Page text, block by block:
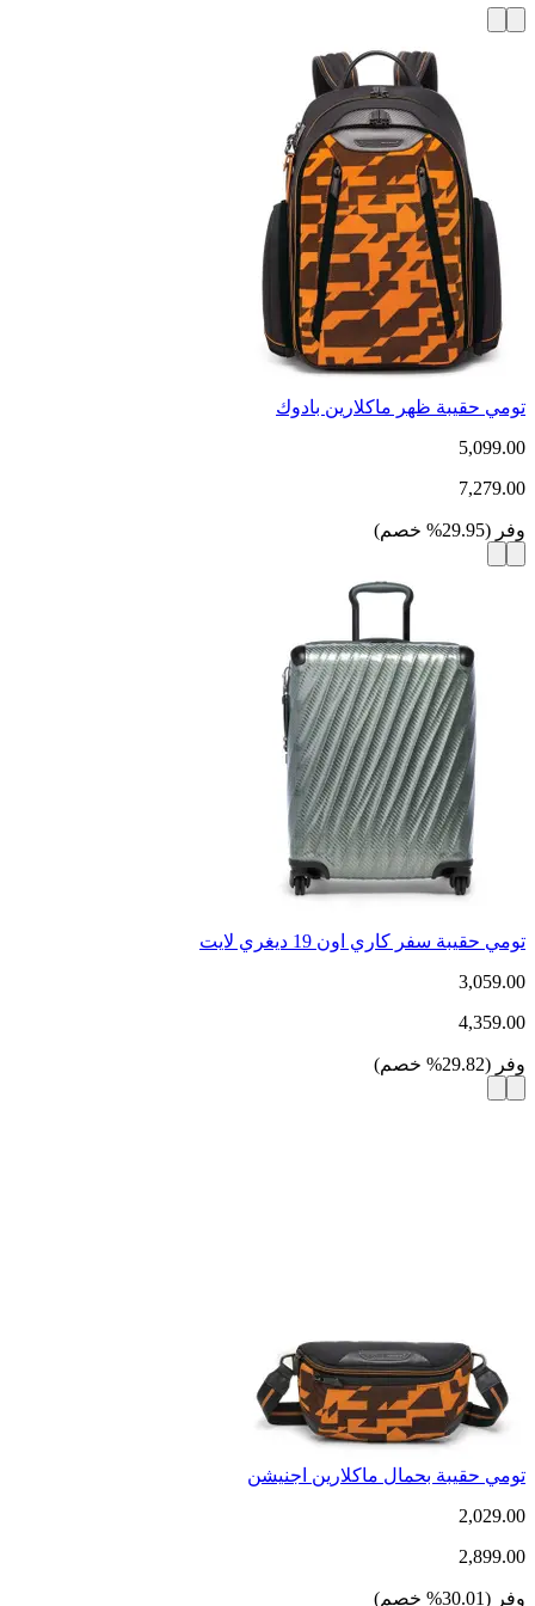
تومي حقيبة ظهر ماكلارين بادوك
5,099.00
7,279.00
وفر (
29.95
% خصم)
تومي حقيبة سفر كاري اون 19 ديغري لايت
3,059.00
4,359.00
وفر (
29.82
% خصم)
تومي حقيبة بحمال ماكلارين اجنيشن
2,029.00
2,899.00
وفر (
30.01
% خصم)